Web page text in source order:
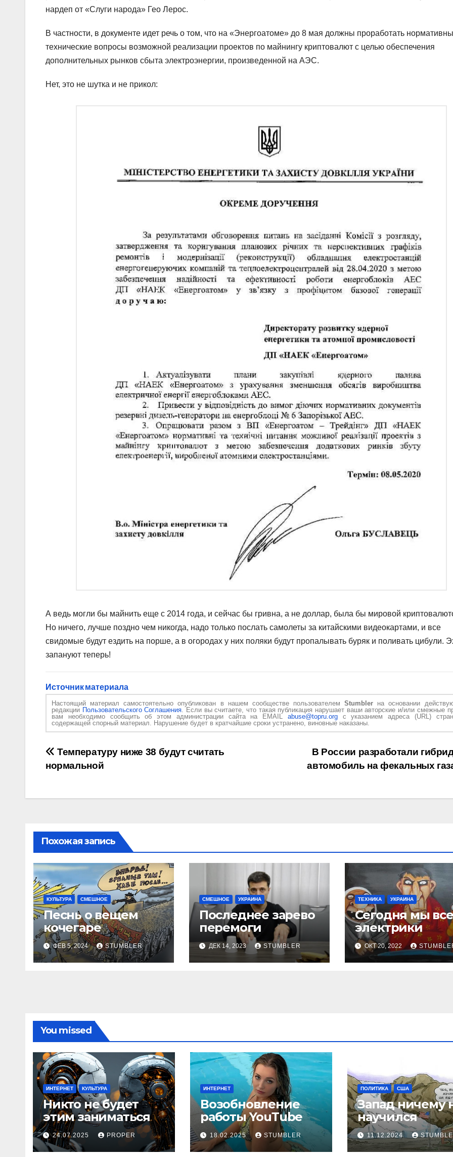
нардеп от «Слуги народа» Гео Лерос.
В частности, в документе идет речь о том, что на «Энергоатоме» до 8 мая должны проработать
технические вопросы возможной реализации проектов по майнингу криптовалют с целью обеспечения
дополнительных рынков сбыта электроэнергии, произведенной на АЭС.
Нет, это не шутка и не прикол:
А ведь могли бы майнить еще с 2014 года, и сейчас бы гривна, а не доллар, была бы мировой
Но ничего, лучше поздно чем никогда, надо только послать самолеты за китайскими видеокартами, и все
свидомые будут ездить на порше, а в огородах у них поляки будут пропалывать буряк и поливать цибули.
запануют теперь!
Источник материала
Настоящий материал самостоятельно опубликован в нашем сообществе пользователемStumbler на основании
редакции Пользовательского Соглашения . Если вы считаете, что такая публикация нарушает ваши авторские и/или смежные
вам необходимо сообщить об этом администрации сайта на EMAIL abuse@topru.orgс указанием адреса (URL)
содержащей спорный материал. Нарушение будет в кратчайшие сроки устранено, виновные наказаны.
Навигация
по
записям
В России разработали
автомобиль на фекальных
Температуру ниже 38 будут считать
нормальной
Похожая запись
КУЛЬТУРА СМЕШНОЕ
Песнь о вещем
кочегаре
ФЕВ 5, 2024 STUMBLER
СМЕШНОЕ УКРАИНА
Последнее зарево
перемоги
ДЕК 14, 2023 STUMBLER
ТЕХНИКА УКРАИНА
Сегодня мы все
электрики
ОКТ 20, 2022
You missed
ИНТЕРНЕТ КУЛЬТУРА
Никто не будет
этим заниматься
24.07.2025 PROPER
ИНТЕРНЕТ
Возобновление
работы YouТube
18.02.2025 STUMBLER
ПОЛИТИКА США
Запад ничему
научился
11.12.2024